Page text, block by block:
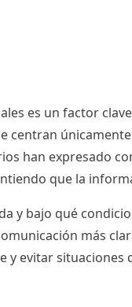
es un factor
han expresado
que la
bajo qué
más
evitar situaciones